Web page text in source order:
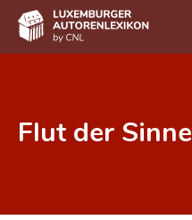
Flut der Sinne